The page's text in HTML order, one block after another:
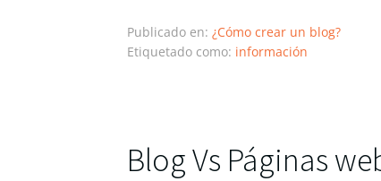
Publicado en: ¿Cómo crear un blog?
Etiquetado como: información
Blog Vs Páginas